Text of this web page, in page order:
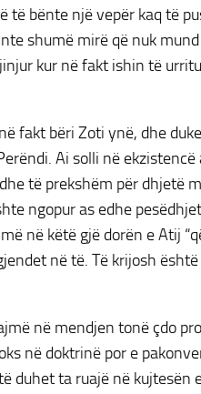
të bënte një vepër kaq të
shumë mirë që nuk
kur në fakt ishin të
fakt bëri Zoti ynë, dhe
Ai solli në ekzistencë
të prekshëm për dhjetë
ngopur as edhe
në këtë gjë dorën e Atij
në të. Të krijosh
në mendjen tonë çdo
në doktrinë por e
duhet ta ruajë në kujtesën